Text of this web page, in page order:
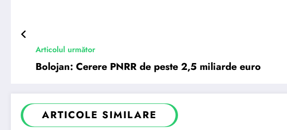
Articolul următor
Bolojan: Cerere PNRR de peste 2,5 miliarde euro
ARTICOLE SIMILARE